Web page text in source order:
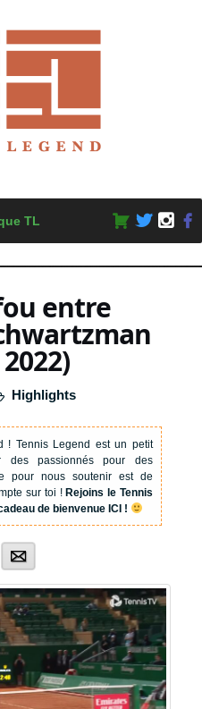
TL
entre
Highlights
! Tennis Legend est un petit
des passionnés pour des
pour nous soutenir est de
sur toi !Rejoins le Tennis
de bienvenue ICI !